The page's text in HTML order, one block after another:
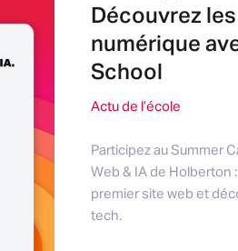
Découvrez
numérique
School
Actu de l’école
Participez au Summer
Web & IA de Holberton
premier site web et
tech.